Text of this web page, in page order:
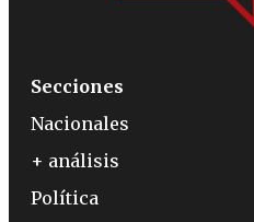
Secciones
Nacionales
+ análisis
Política